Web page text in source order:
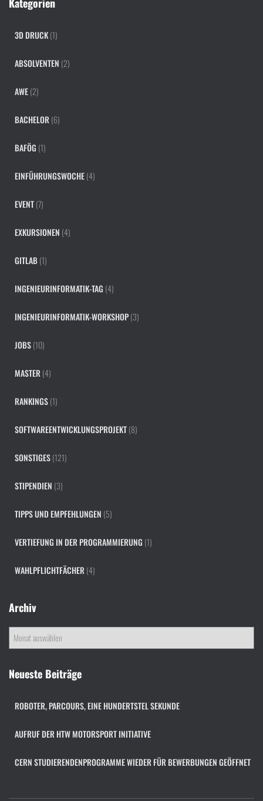
3D DRUCK(1)
ABSOLVENTEN (2)
AWE(2)
BACHELOR (6)
BAFÖG (1)
EINFÜHRUNGSWOCHE(4)
EVENT(7)
EXKURSIONEN (4)
GITLAB(1)
INGENIEURINFORMATIK-TAG (4)
INGENIEURINFORMATIK-WORKSHOP(3)
JOBS(10)
MASTER (4)
RANKINGS(1)
SOFTWAREENTWICKLUNGSPROJEKT(8)
SONSTIGES(121)
STIPENDIEN (3)
TIPPS UND EMPFEHLUNGEN (5)
VERTIEFUNG IN DER PROGRAMMIERUNG (1)
WAHLPFLICHTFÄCHER (4)
Archiv
h
Neueste Beiträge
ROBOTER, PARCOURS, EINE HUNDERTSTEL SEKUNDE
AUFRUF DER HTW MOTORSPORT INITIATIVE
CERN STUDIERENDENPROGRAMME WIEDER FÜR BEWERBUNGEN GEÖFFNET